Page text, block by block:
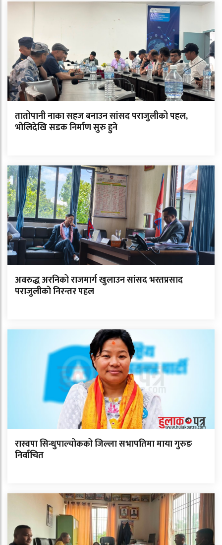
तातोपानी नाका सहज बनाउन सांसद पराजुलीको पहल,
भोलिदेखि सडक निर्माण सुरु हुने
अवरुद्ध अरनिको राजमार्ग खुलाउन सांसद भरतप्रसाद
पराजुलीको निरन्तर पहल
रास्वपा सिन्धुपाल्चोकको जिल्ला सभापतिमा माया गुरुङ
निर्वाचित